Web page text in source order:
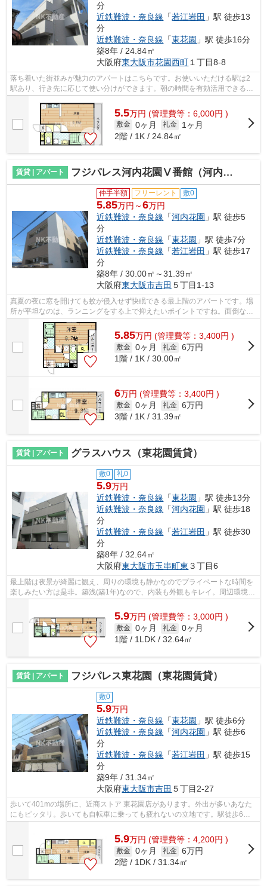
分
近鉄難波・奈良線 「若江岩田 」駅 徒歩13
分
近鉄難波・奈良線 「東花園 」駅 徒歩16分
築8年 / 24.84㎡
大阪府東大阪市花園西町 １丁目8-8
落ち着いた街並みが魅力のアパートはこちらです。お使いいただける駅は2
駅あり、行き先に応じて使い分けができます。朝の時間を有効活用できる敷
5.5万円 (管理費等：6,000円 )
敷金 0ヶ月 礼金
1ヶ月
2階 / 1K / 24.84㎡
賃貸 | アパート フジパレス河内花園Ⅴ番館（河内花園賃貸）
仲手半額 フリーレント 敷0
5.85万円～6万円
近鉄難波・奈良線 「河内花園 」駅 徒歩5
分
近鉄難波・奈良線 「東花園 」駅 徒歩7分
近鉄難波・奈良線 「若江岩田 」駅 徒歩17
分
築8年 / 30.00㎡～31.39㎡
大阪府東大阪市吉田 ５丁目1-13
真夏の夜に窓を開けても蚊が侵入せず快眠できる最上階のアパートです。場
所が平坦なのは、ランニングをする上で抑えたいポイントですね。面倒なゴ
ミ捨ての負担を軽減させることができ...
5.85万円 (管理費等：3,400円 )
敷金 0ヶ月 礼金 6万円
1階 / 1K / 30.00㎡
6万円 (管理費等：3,400円 )
敷金 0ヶ月 礼金 6万円
3階 / 1K / 31.39㎡
賃貸 | アパート グラスハウス（東花園賃貸）
敷0 礼0
5.9万円
近鉄難波・奈良線 「東花園 」駅 徒歩13分
近鉄難波・奈良線 「河内花園 」駅 徒歩18
分
近鉄難波・奈良線 「若江岩田 」駅 徒歩30
分
築8年 / 32.64㎡
大阪府東大阪市玉串町東 ３丁目6
最上階は夜景が綺麗に観え、周りの環境も静かなのでプライベートな時間を
楽しみたい方は是非。築浅(築1年)なので、内装も外観もキレイ。周辺環境が
整っていることの多い、充実のアパー...
5.9万円 (管理費等：3,000円 )
敷金 0ヶ月 礼金 0ヶ月
1階 / 1LDK / 32.64㎡
賃貸 | アパート フジパレス東花園（東花園賃貸）
敷0
5.9万円
近鉄難波・奈良線 「東花園 」駅 徒歩6分
近鉄難波・奈良線 「河内花園 」駅 徒歩6
分
近鉄難波・奈良線 「若江岩田 」駅 徒歩15
分
築9年 / 31.34㎡
大阪府東大阪市吉田 ５丁目2‐27
歩いて401mの場所に、近商ストア 東花園店があります。外出が多いあなた
にもピッタリ。歩いても自転車に乗っても疲れないの立地です。駅徒歩6分
5.9万円 (管理費等：4,200円 )
敷金 0ヶ月 礼金 6万円
2階 / 1DK / 31.34㎡